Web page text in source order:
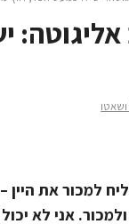
למכור את
אני לא